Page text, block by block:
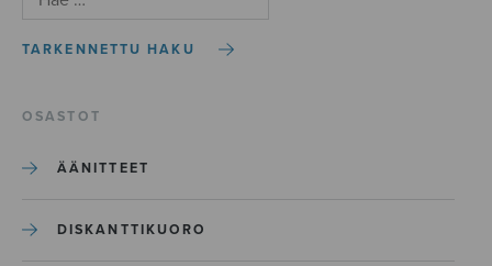
TARKENNETTU HAKU
OSASTOT
ÄÄNITTEET
DISKANTTIKUORO